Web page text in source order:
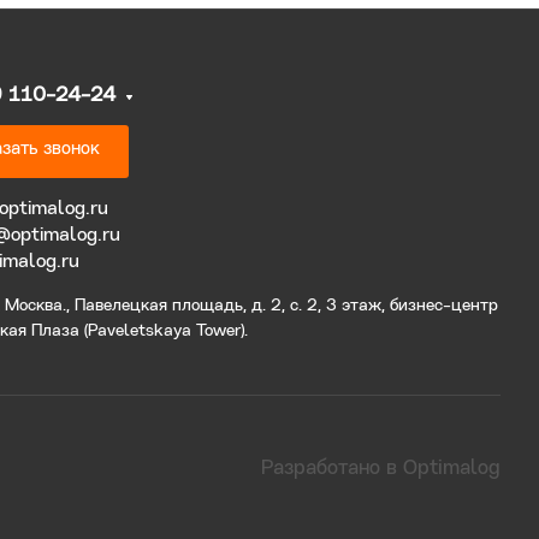
110-24-24
звонок
Павелецкая площадь, д. 2, с. 2, 3 этаж, бизнес-центр
Плаза (Paveletskaya Tower).
Разработано в Optimalog